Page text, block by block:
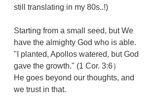
still translating in my 80s..!)
Starting from a small seed, but We
have the almighty God who is able.
"I planted, Apollos watered, but God
gave the growth." (1 Cor. 3:6）
He goes beyond our thoughts, and
we trust in that.